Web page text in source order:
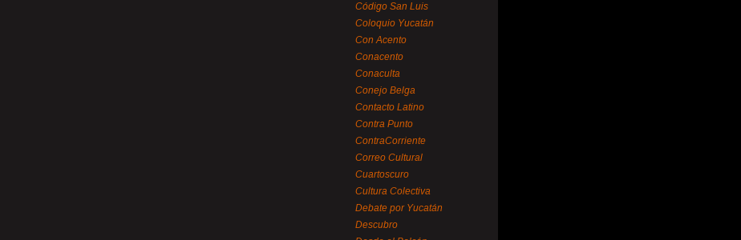
Código San Luis
Coloquio Yucatán
Con Acento
Conacento
Conaculta
Conejo Belga
Contacto Latino
Contra Punto
ContraCorriente
Correo Cultural
Cuartoscuro
Cultura Colectiva
Debate por Yucatán
Descubro